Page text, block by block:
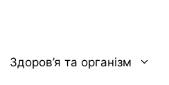
Здоров’я та організм